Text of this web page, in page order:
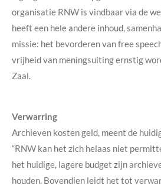
organisatie RNW is vindbaar via de
heeft een hele andere inhoud,
missie: het bevorderen van free
vrijheid van meningsuiting ernstig
Zaal.
Verwarring
Archieven kosten geld, meent de
“RNW kan het zich helaas niet
het huidige, lagere budget zijn
houden. Bovendien leidt het tot